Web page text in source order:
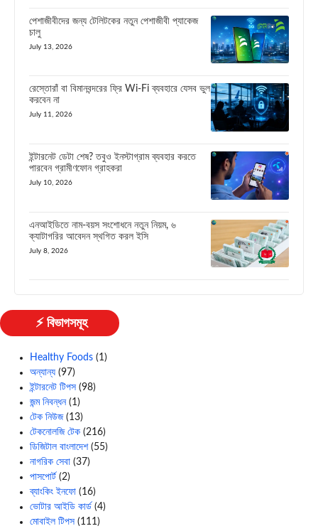
পেশাজীবীদের জন্য টেলিটকের নতুন পেশাজীবী প্যাকেজ
চালু
July 13, 2026
রেস্তোরাঁ বা বিমানবন্দরের ফ্রি Wi-Fi ব্যবহারে যেসব ভুল
করবেন না
July 11, 2026
ইন্টারনেট ডেটা শেষ? তবুও ইনস্টাগ্রাম ব্যবহার করতে
পারবেন গ্রামীণফোন গ্রাহকরা
July 10, 2026
এনআইডিতে নাম-বয়স সংশোধনে নতুন নিয়ম, ৬
ক্যাটাগরির আবেদন স্থগিত করল ইসি
July 8, 2026
⚡ বিভাগসমূহ
Healthy Foods (1)
অন্যান্য (97)
ইন্টারনেট টিপস (98)
জন্ম নিবন্ধন(1)
টেক নিউজ(13)
টেকনোলজি টেক (216)
ডিজিটাল বাংলাদেশ(55)
নাগরিক সেবা (37)
পাসপোর্ট (2)
ব্যাংকিং ইনফো (16)
ভোটার আইডি কার্ড (4)
মোবাইল টিপস (111)